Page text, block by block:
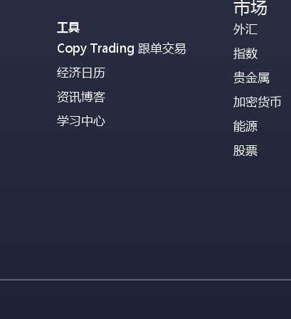
工具
Copy Trading 跟单交易
经济日历
资讯博客
学习中心
市场
外汇
指数
贵金属
加密货币
能源
股票